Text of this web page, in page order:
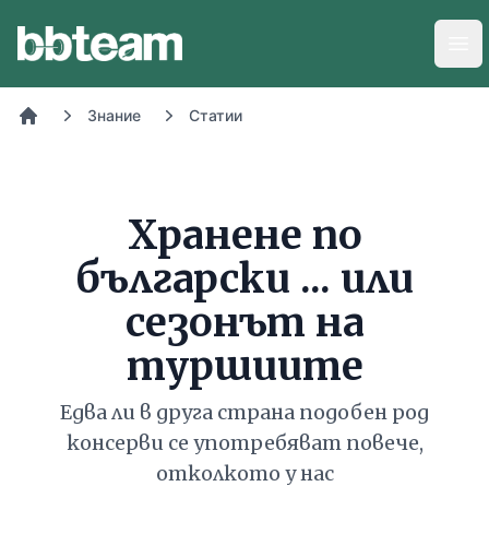
Знание Статии
Хранене по
български ... или
сезонът на
туршиите
Едва ли в друга страна подобен род
консерви се употребяват повече,
отколкото у нас